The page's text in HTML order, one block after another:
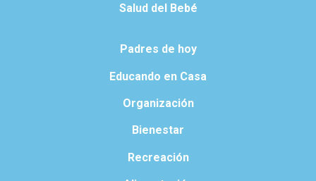
Salud del Bebé
Padres de hoy
Educando en Casa
Organización
Bienestar
Recreación